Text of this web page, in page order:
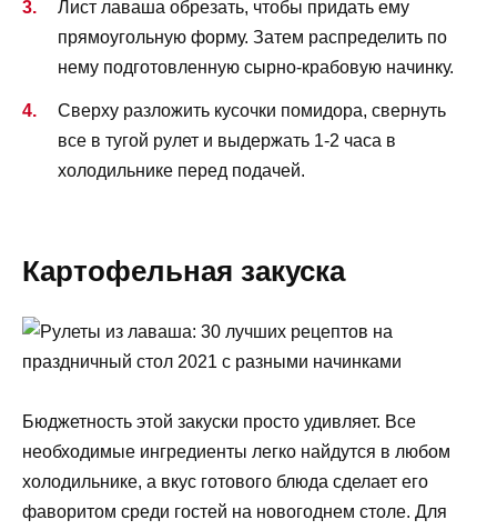
Лист лаваша обрезать, чтобы придать ему
прямоугольную форму. Затем распределить по
нему подготовленную сырно-крабовую начинку.
Сверху разложить кусочки помидора, свернуть
все в тугой рулет и выдержать 1-2 часа в
холодильнике перед подачей.
Картофельная закуска
Бюджетность этой закуски просто удивляет. Все
необходимые ингредиенты легко найдутся в любом
холодильнике, а вкус готового блюда сделает его
фаворитом среди гостей на новогоднем столе. Для